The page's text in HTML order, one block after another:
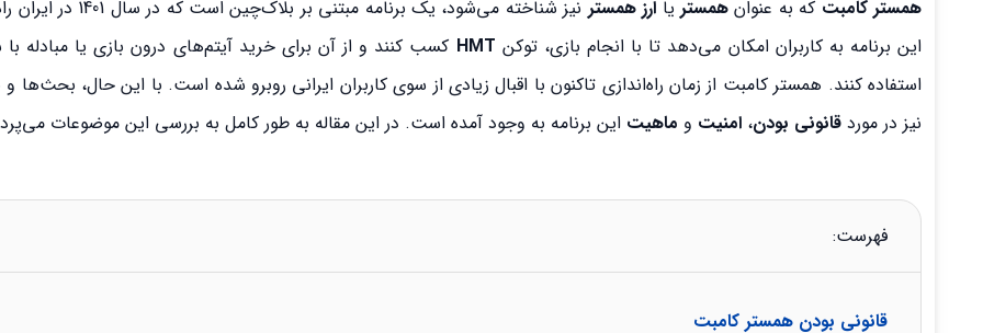
همستر کامبت که به عنوانهمستر یا ارز همستر
نیز شناخته می‌شود، یک برنامه مبتنی
این برنامه به کاربران امکان می‌دهد تا با انجام بازی، توکن HMT کسب کنند و از آن برای خرید آیتم‌های درون بازی یا مبادله با
استفاده کنند. همستر کامبت از زمان راه‌اندازی تاکنون با اقبال زیادی از سوی کاربران ایرانی روبرو شده است. با این حال، بحث‌ها
نیز در مورد قانونی بودن، امنیت و ماهیت این برنامه به وجود آمده است. در این مقاله به طور کامل به بررسی این موضوعات
فهرست:
قانونی بودن همستر کامبت